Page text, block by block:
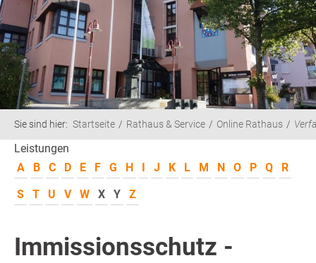
Sie sind hier: Startseite Rathaus & Service Online Rathaus
Leistungen
A
B C D E F G H I J K L M N O P Q
R
S
T U V W X Y Z
Immissionsschutz -